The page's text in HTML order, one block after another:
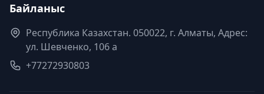
Байланыс
Республика Казахстан. 050022, г. Алматы, Адрес:
ул. Шевченко, 106 а
+77272930803